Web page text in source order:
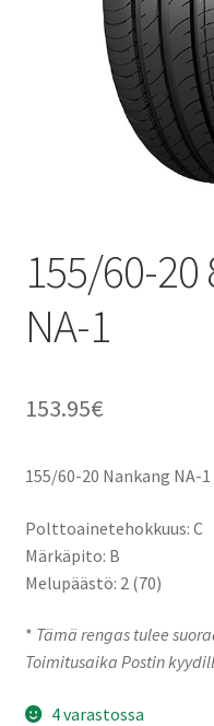
155/60-20
NA-1
153.95€
155/60-20 Nankang NA-1
Polttoainetehokkuus: C
Märkäpito: B
Melupäästö: 2 (70)
* Tämä rengas tulee
Toimitusaika Postin
4 varastossa